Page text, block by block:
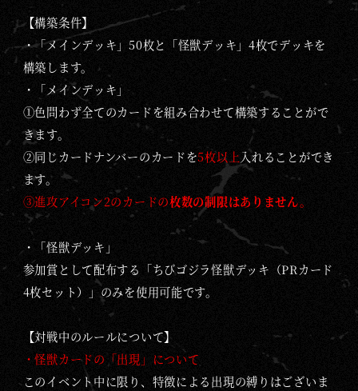
【構築条件】
・「メインデッキ」50枚と「怪獣デッキ」4枚でデッキを
構築します。
・
「メインデッキ」
①色問わず全てのカードを組み合わせて構築することがで
きます。
②同じカードナンバーのカードを5枚以上入れることができ
ます。
③進攻アイコン2のカードの枚数の制限はありません。
・「怪獣デッキ」
参加賞として配布する「ちびゴジラ怪獣デッキ（PRカード
4枚セット）」のみを使用可能です。
【対戦中のルールについて】
・怪獣カードの「出現」について
このイベント中に限り、特徴による出現の縛りはございま